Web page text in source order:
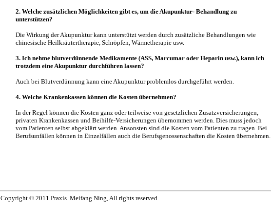
2. Welche zusätzlichen Möglichkeiten gibt es, um die Akupunktur- Behandlung zu
unterstützen?
Die Wirkung der Akupunktur kann unterstützt werden durch zusätzliche Behandlungen wie
chinesische Heilkräutertherapie, Schröpfen, Wärmetherapie usw.
3. Ich nehme blutverdünnende Medikamente (ASS, Marcumar oder Heparin usw.), kann ich
trotzdem eine Akupunktur durchführen lassen?
Auch bei Blutverdünnung kann eine Akupunktur problemlos durchgeführt werden.
4. Welche Krankenkassen können die Kosten übernehmen?
In der Regel können die Kosten ganz oder teilweise von gesetzlichen Zusatzversicherungen,
privaten Krankenkassen und Beihilfe-Versicherungen übernommen werden. Dies muss jedoch
vom Patienten selbst abgeklärt werden. Ansonsten sind die Kosten vom Patienten zu tragen. Bei
Berufsunfällen können in Einzelfällen auch die Berufsgenossenschaften die Kosten übernehmen.
Copyright © 2011 Praxis Meifang Ning, All rights reserved.